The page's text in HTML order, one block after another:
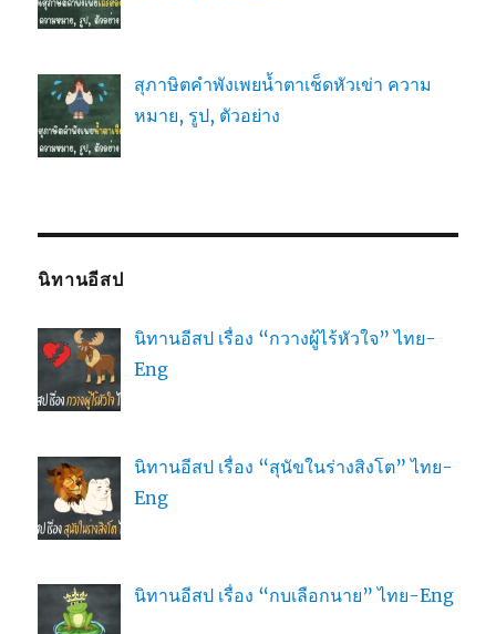
สุภาษิตคำพังเพยน้ำตาเช็ดหัวเข่า ความ
หมาย, รูป, ตัวอย่าง
นิทานอีสป
นิทานอีสป เรื่อง “กวางผู้ไร้หัวใจ” ไทย-
Eng
นิทานอีสป เรื่อง “สุนัขในร่างสิงโต” ไทย-
Eng
นิทานอีสป เรื่อง “กบเลือกนาย” ไทย-Eng